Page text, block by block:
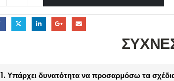
1. Υπάρχει δυνατότητα να προσαρμόσω τα